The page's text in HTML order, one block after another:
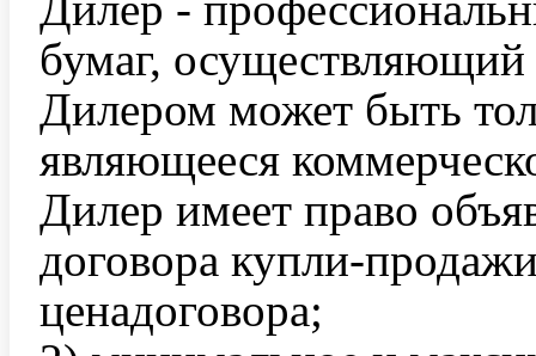
бумаг, осуществляющий
Дилером может быть
являющееся
Дилер имеет право
договора купли-
ценадоговора;